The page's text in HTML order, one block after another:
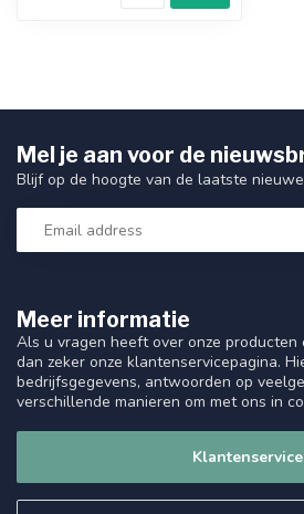
Meer informatie
Als u vragen heeft over onze producten
dan zeker onze klantenservicepagina.
bedrijfsgegevens, antwoorden op
verschillende manieren om met ons in
Klantenservice
Mel je aan voor de
Blijf op de hoogte van de laatste